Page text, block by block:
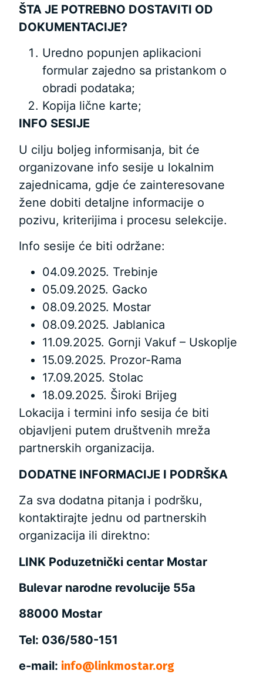
ŠTA JE POTREBNO DOSTAVITI OD
DOKUMENTACIJE?
Uredno popunjen aplikacioni
formular zajedno sa pristankom o
obradi podataka;
Kopija lične karte;
INFO SESIJE
U cilju boljeg informisanja, bit će
organizovane info sesije u lokalnim
zajednicama, gdje će zainteresovane
žene dobiti detaljne informacije o
pozivu, kriterijima i procesu selekcije.
Info sesije će biti održane:
04.09.2025. Trebinje
05.09.2025. Gacko
08.09.2025. Mostar
08.09.2025. Jablanica
11.09.2025. Gornji Vakuf – Uskoplje
15.09.2025. Prozor-Rama
17.09.2025. Stolac
18.09.2025. Široki Brijeg
Lokacija i termini info sesija će biti
objavljeni putem društvenih mreža
partnerskih organizacija.
DODATNE INFORMACIJE I PODRŠKA
Za sva dodatna pitanja i podršku,
kontaktirajte jednu od partnerskih
organizacija ili direktno:
LINK Poduzetnički centar Mostar
Bulevar narodne revolucije 55a
88000 Mostar
Tel: 036/580-151
e-mail: info@linkmostar.org